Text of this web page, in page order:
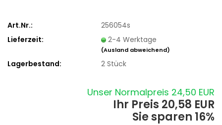
Art.Nr.:
256054s
Lieferzeit:
2-4 Werktage
(Ausland abweichend)
Lagerbestand: 2Stück
Unser Normalpreis 24,50 EUR
Ihr Preis 20,58 EUR
Sie sparen 16%